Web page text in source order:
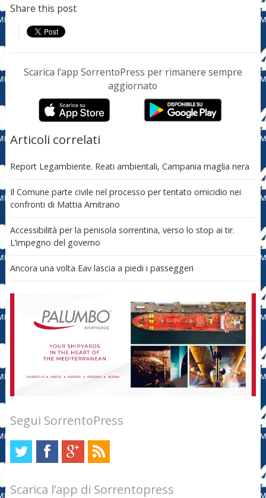
Share this post
Scarica l’app SorrentoPress per rimanere sempre
aggiornato
Articoli correlati
Report Legambiente. Reati ambientali, Campania maglia nera
Il Comune parte civile nel processo per tentato omicidio nei
confronti di Mattia Amitrano
Accessibilità per la penisola sorrentina, verso lo stop ai tir.
L’impegno del governo
Ancora una volta Eav lascia a piedi i passeggeri
Segui SorrentoPress
Scarica l’app di Sorrentopress